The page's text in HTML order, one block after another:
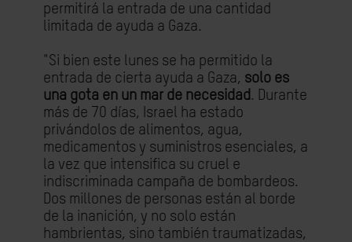
permitirá la entrada de una cantidad
limitada de ayuda a Gaza.
"Si bien este lunes se ha permitido la
entrada de cierta ayuda a Gaza, solo es
una gota en un mar de necesidad. Durante
más de 70 días, Israel ha estado
privándolos de alimentos, agua,
medicamentos y suministros esenciales, a
la vez que intensifica su cruel e
indiscriminada campaña de bombardeos.
Dos millones de personas están al borde
de la inanición, y no solo están
hambrientas, sino también traumatizadas,